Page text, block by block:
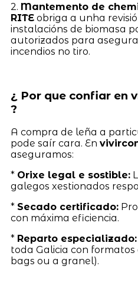
2. Mantemento de
RITEobriga a unha
instalacións de biomasa
autorizados para
incendios no tiro.
¿ Por que confiar en
?
A compra de leña a
pode saír cara. En
aseguramos:
* Orixe legal e sostible:
galegos xestionados
* Secado certificado:
con máxima eficiencia.
* Reparto especializado:
toda Galicia con formatos
bags ou a granel).